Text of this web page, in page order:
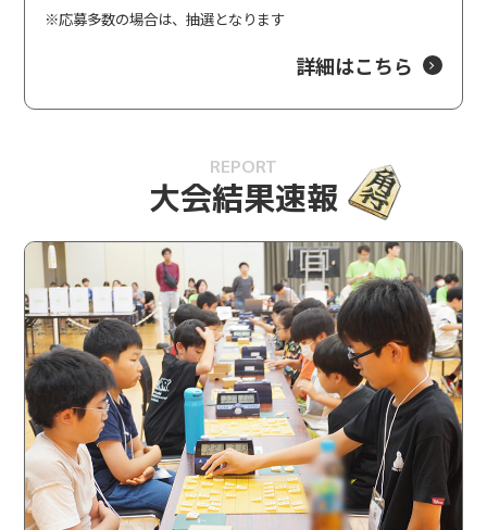
ました。
炭﨑 俊毅四段へ「J:COM賞」を贈呈しました。
2025/8/13 結果速報
九州大会の結果速報を掲載しました。
2025/8/5 ご案内
関西大会にご当選された方へ当選のご案内をお送りし
ました。
※応募多数の場合は、抽選となります
詳細はこちら
REPORT
大会結果速報